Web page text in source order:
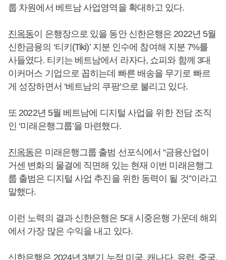
룹 차원에서 베트남 사업영역을 확대하고 있다.
진옥동이 은행장으로 있을 동안 신한은행은 2022년 5월
신한금융의 ‘티키(Tiki)’ 지분 인수에 참여해 지분 7%를
사들였다. 티키는 베트남에서 라자다, 쇼피와 함께 3대
이커머스 기업으로 꼽히는데 빠른 배송을 무기로 빠르
게 성장하면서 ‘베트남의 쿠팡’으로 불리고 있다.
또 2022년 5월 베트남에 디지털 사업을 위한 전담 조직
인 ‘미래은행그룹’을 마련했다.
진옥동은 미래은행그룹 출범 선포식에서 “금융산업이
거센 변화의 물결에 직면해 있는 현재 이번 미래은행그
룹 출범은 디지털 사업 추진을 위한 동력이 될 것”이라고
말했다.
이런 노력의 결과 신한은행은 5대 시중은행 가운데 해외
에서 가장 많은 수익을 내고 있다.
신한은행은 2024년 3분기 누적 미국, 캐나다, 유럽, 중국,